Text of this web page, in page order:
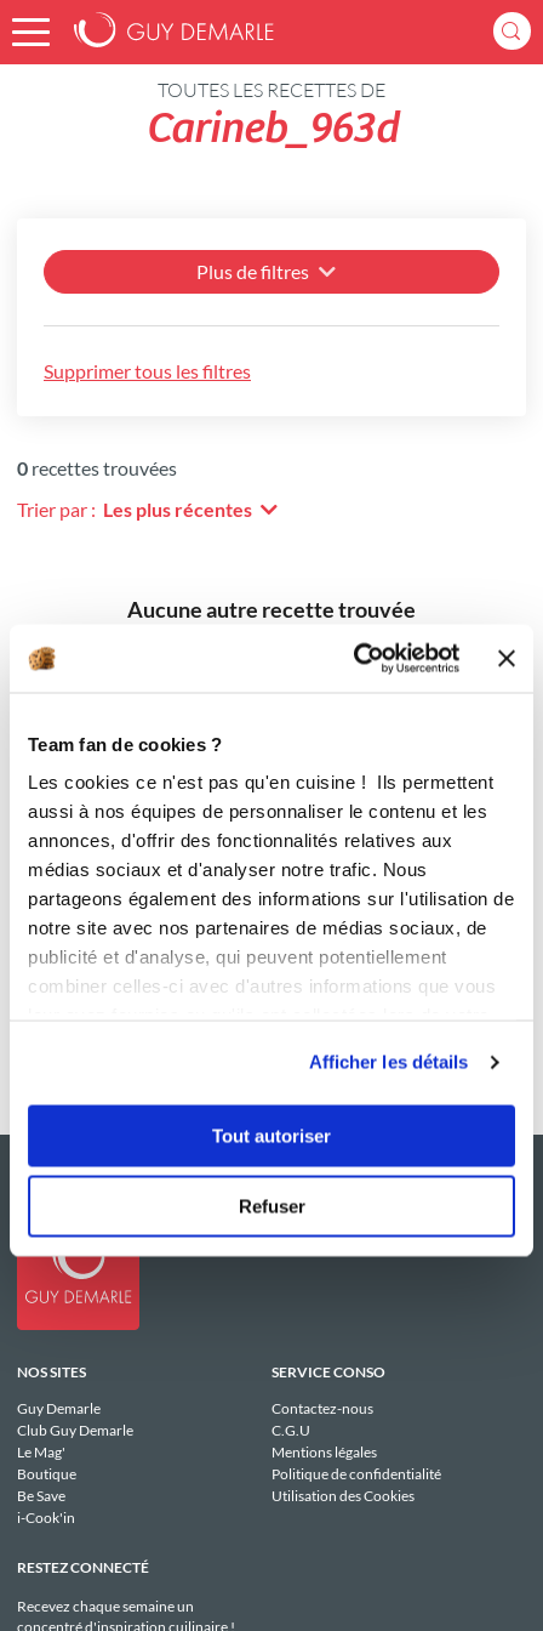
Team fan de cookies ?
Les cookies ce n'est pas qu'en cuisine ! Ils permettent
aussi à nos équipes de personnaliser le contenu et les
annonces, d'offrir des fonctionnalités relatives aux
médias sociaux et d'analyser notre trafic. Nous
partageons également des informations sur l'utilisation de
notre site avec nos partenaires de médias sociaux, de
publicité et d'analyse, qui peuvent potentiellement
combiner celles-ci avec d'autres informations que vous
Afficher les détails
Tout autoriser
Refuser
Accueil Recettes
TOUTES LES RECETTES DE
Carineb_963d
Plus de filtres
Supprimer tous les filtres
0 recettes trouvées
Trier par : Les plus récentes
Aucune autre recette trouvée
NOS SITES
Guy Demarle
Club Guy Demarle
Le Mag'
Boutique
Be Save
i-Cook'in
SERVICE CONSO
Contactez-nous
C.G.U
Mentions légales
Politique de confidentialité
Utilisation des Cookies
RESTEZ CONNECTÉ
Recevez chaque semaine un
concentré d'inspiration cuilinaire !